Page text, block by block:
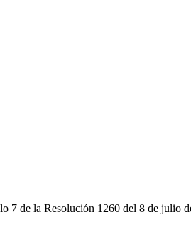
7 de la Resolución 1260 del 8 de julio